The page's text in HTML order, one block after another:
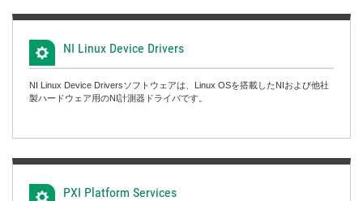
NI Linux Device Drivers
NI Linux Device Driversソフトウェアは、Linux OSを搭載したNIおよび他社
製ハードウェア用のNI計測器ドライバです。
PXI Platform Services